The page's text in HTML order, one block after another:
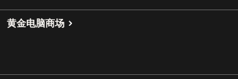
黄金电脑商场